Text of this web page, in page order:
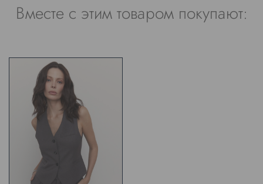
Вместе с этим товаром покупают: